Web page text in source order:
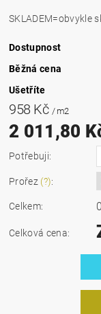
SKLADEM=obvykle
Dostupnost
Běžná cena
Ušetříte
958 Kč / m2
2 011,80
Potřebuji:
Prořez (?):
Celkem:
Celková cena: